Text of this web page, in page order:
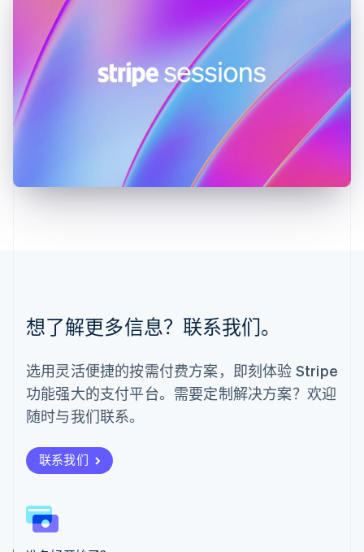
想了解更多信息？联系我们。
选用灵活便捷的按需付费方案，即刻体验 Stripe
功能强大的支付平台。需要定制解决方案？欢迎
随时与我们联系。
联系我们
立陶宛
English
列支敦士登
Deutsch
English
English简体中文
PortuguêsEnglish
日本
瑞典
SvenskaEnglish
瑞士
DeutschFrançaisItaliano
English
斯洛伐克
斯洛文尼亚
English
泰国